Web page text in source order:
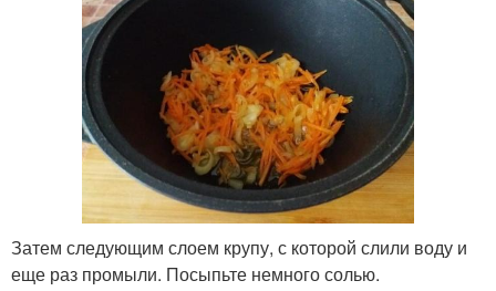
Затем следующим слоем крупу, с которой слили воду и
еще раз промыли. Посыпьте немного солью.